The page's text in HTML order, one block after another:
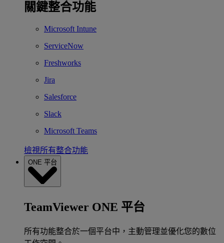
關鍵整合功能
Microsoft Intune
ServiceNow
Freshworks
Jira
Salesforce
Slack
Microsoft Teams
檢視所有整合功能
ONE 平台
TeamViewer ONE 平台
所有功能整合於一個平台中，主動管理並優化您的數位